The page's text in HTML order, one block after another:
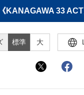
33
標準 大